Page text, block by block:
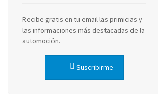
Recibe gratis en tu email las primicias y
las informaciones más destacadas de la
automoción.
Suscribirme